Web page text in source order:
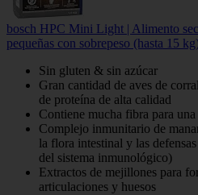
bosch HPC Mini Light | Alimento
pequeñas con sobrepeso (hasta 15
Sin gluten & sin azúcar
Gran cantidad de aves de
de proteína de alta calidad
Contiene mucha fibra para
Complejo inmunitario de
la flora intestinal y las
del sistema inmunológico)
Extractos de mejillones para
articulaciones y huesos